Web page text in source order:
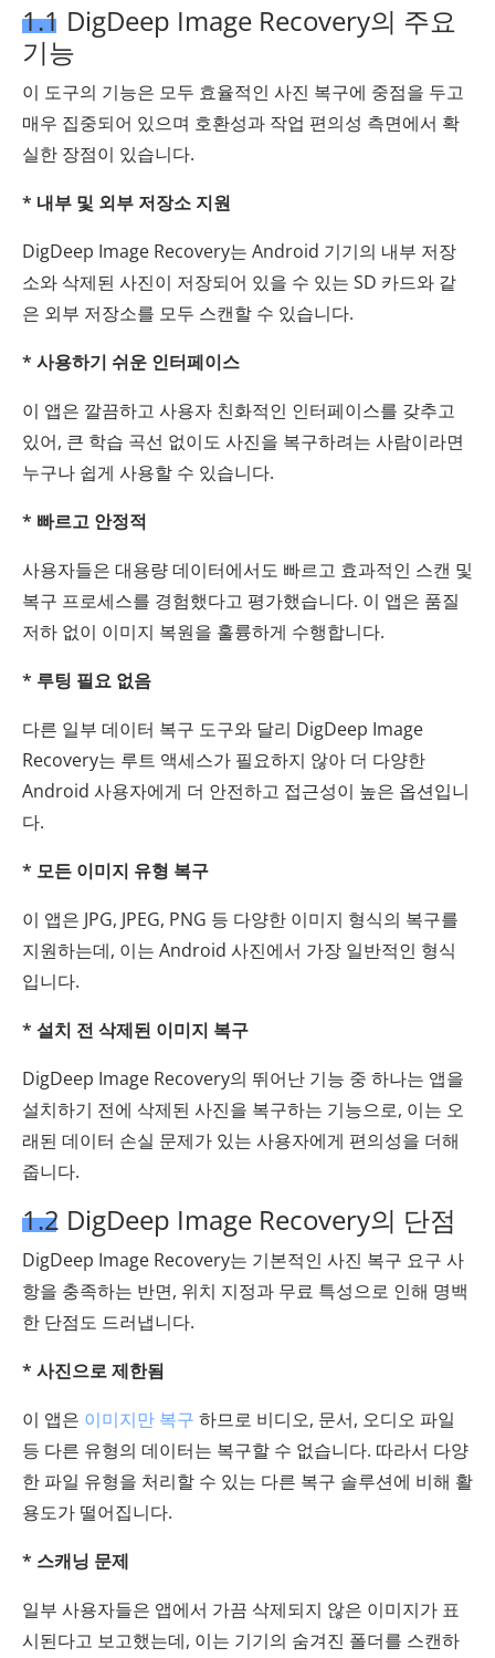
1.1 DigDeep Image Recovery의 주요
기능
이 도구의 기능은 모두 효율적인 사진 복구에 중점을 두고
매우 집중되어 있으며 호환성과 작업 편의성 측면에서 확
실한 장점이 있습니다.
* 내부 및 외부 저장소 지원
DigDeep Image Recovery는 Android 기기의 내부 저장
소와 삭제된 사진이 저장되어 있을 수 있는 SD 카드와 같
은 외부 저장소를 모두 스캔할 수 있습니다.
* 사용하기 쉬운 인터페이스
이 앱은 깔끔하고 사용자 친화적인 인터페이스를 갖추고
있어, 큰 학습 곡선 없이도 사진을 복구하려는 사람이라면
누구나 쉽게 사용할 수 있습니다.
* 빠르고 안정적
사용자들은 대용량 데이터에서도 빠르고 효과적인 스캔 및
복구 프로세스를 경험했다고 평가했습니다. 이 앱은 품질
저하 없이 이미지 복원을 훌륭하게 수행합니다.
* 루팅 필요 없음
다른 일부 데이터 복구 도구와 달리 DigDeep Image
Recovery는 루트 액세스가 필요하지 않아 더 다양한
Android 사용자에게 더 안전하고 접근성이 높은 옵션입니
다.
* 모든 이미지 유형 복구
이 앱은 JPG, JPEG, PNG 등 다양한 이미지 형식의 복구를
지원하는데, 이는 Android 사진에서 가장 일반적인 형식
입니다.
* 설치 전 삭제된 이미지 복구
DigDeep Image Recovery의 뛰어난 기능 중 하나는 앱을
설치하기 전에 삭제된 사진을 복구하는 기능으로, 이는 오
래된 데이터 손실 문제가 있는 사용자에게 편의성을 더해
줍니다.
1.2 DigDeep Image Recovery의 단점
DigDeep Image Recovery는 기본적인 사진 복구 요구 사
항을 충족하는 반면, 위치 지정과 무료 특성으로 인해 명백
한 단점도 드러냅니다.
* 사진으로 제한됨
이 앱은 이미지만 복구 하므로 비디오, 문서, 오디오 파일
등 다른 유형의 데이터는 복구할 수 없습니다. 따라서 다양
한 파일 유형을 처리할 수 있는 다른 복구 솔루션에 비해 활
용도가 떨어집니다.
* 스캐닝 문제
일부 사용자들은 앱에서 가끔 삭제되지 않은 이미지가 표
시된다고 보고했는데, 이는 기기의 숨겨진 폴더를 스캔하